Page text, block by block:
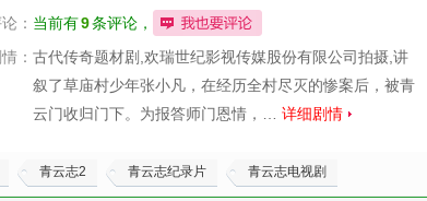
： 当前有9条评论，
： 古代传奇题材剧,欢瑞世纪影视传媒股份有限公司拍摄,讲
叙了草庙村少年张小凡，在经历全村尽灭的惨案后，被青
云门收归门下。为报答师门恩情，… 详细剧情
青云志2 青云志纪录片 青云志电视剧